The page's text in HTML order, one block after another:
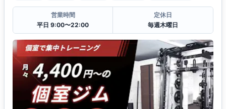
営業時間
平日 9:00〜22:00
定休日
毎週木曜日